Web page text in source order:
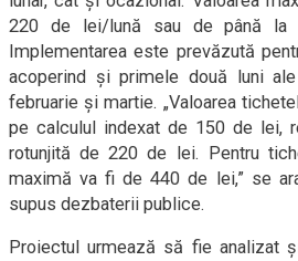
220 de lei/lună sau de până la
Implementarea este prevăzută
acoperind și primele două luni
februarie și martie. „Valoarea
pe calculul indexat de 150 de lei,
rotunjită de 220 de lei. Pentru
maximă va fi de 440 de lei,” se
supus dezbaterii publice.
Proiectul urmează să fie analizat